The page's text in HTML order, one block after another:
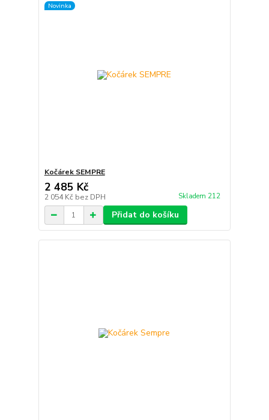
Novinka
Kočárek SEMPRE
2 485 Kč
2 054 Kč bez DPH Skladem 212
Přidat do košíku